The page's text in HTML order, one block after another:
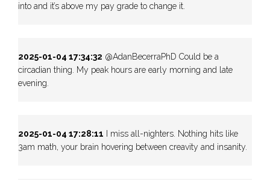
into and it’s above my pay grade to change it.
2025-01-04 17:34:32 @AdanBecerraPhD Could be a
circadian thing. My peak hours are early morning and late
evening.
2025-01-04 17:28:11 I miss all-nighters. Nothing hits like
3am math, your brain hovering between creavity and insanity.